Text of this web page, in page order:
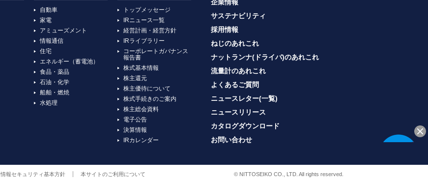
自動車
家電
アミューズメント
情報通信
住宅
エネルギー（蓄電池）
食品・薬品
石油・化学
船舶・燃焼
水処理
トップメッセージ
IRニュース一覧
経営計画・経営方針
IRライブラリー
コーポレートガバナンス
報告書
株式基本情報
株主還元
株主優待について
株式手続きのご案内
株主総会資料
電子公告
決算情報
IRカレンダー
企業情報
サステナビリティ
採用情報
ねじのあれこれ
ナットランナ(ドライバ)のあれこれ
流量計のあれこれ
よくあるご質問
ニュースレター(一覧)
ニュースリリース
カタログダウンロード
お問い合わせ
情報セキュリティ基本方針 本サイトのご利用について © NITTOSEIKO CO., LTD. All rights reserved.